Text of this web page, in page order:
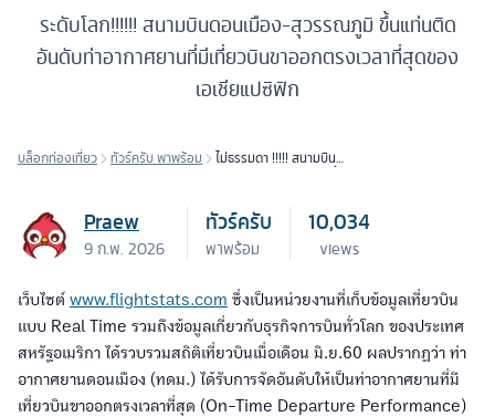
ระดับโลก!!!!!! สนามบินดอนเมือง-สุวรรณภูมิ ขึ้นแท่นติด
อันดับท่าอากาศยานที่มีเที่ยวบินขาออกตรงเวลาที่สุดของ
เอเชียแปซิฟิก
บล็อกท่องเที่ยว ทัวร์ครับ พาพร้อม
ไม่ธรรมดา !!!!! สนามบิน
Praew
9 ก.พ. 2026
ทัวร์ครับ
พาพร้อม
10,034
views
เว็บไซต์ www.flightstats.com ซึ่งเป็นหน่วยงานที่เก็บข้อมูลเที่ยวบิน
แบบ Real Time รวมถึงข้อมูลเกี่ยวกับธุรกิจการบินทั่วโลก ของประเทศ
สหรัฐอเมริกา ได้รวบรวมสถิติเที่ยวบินเมื่อเดือน มิ.ย.60 ผลปรากฏว่า ท่า
อากาศยานดอนเมือง (ทดม.) ได้รับการจัดอันดับให้เป็นท่าอากาศยานที่มี
เที่ยวบินขาออกตรงเวลาที่สุด (On-Time Departure Performance)